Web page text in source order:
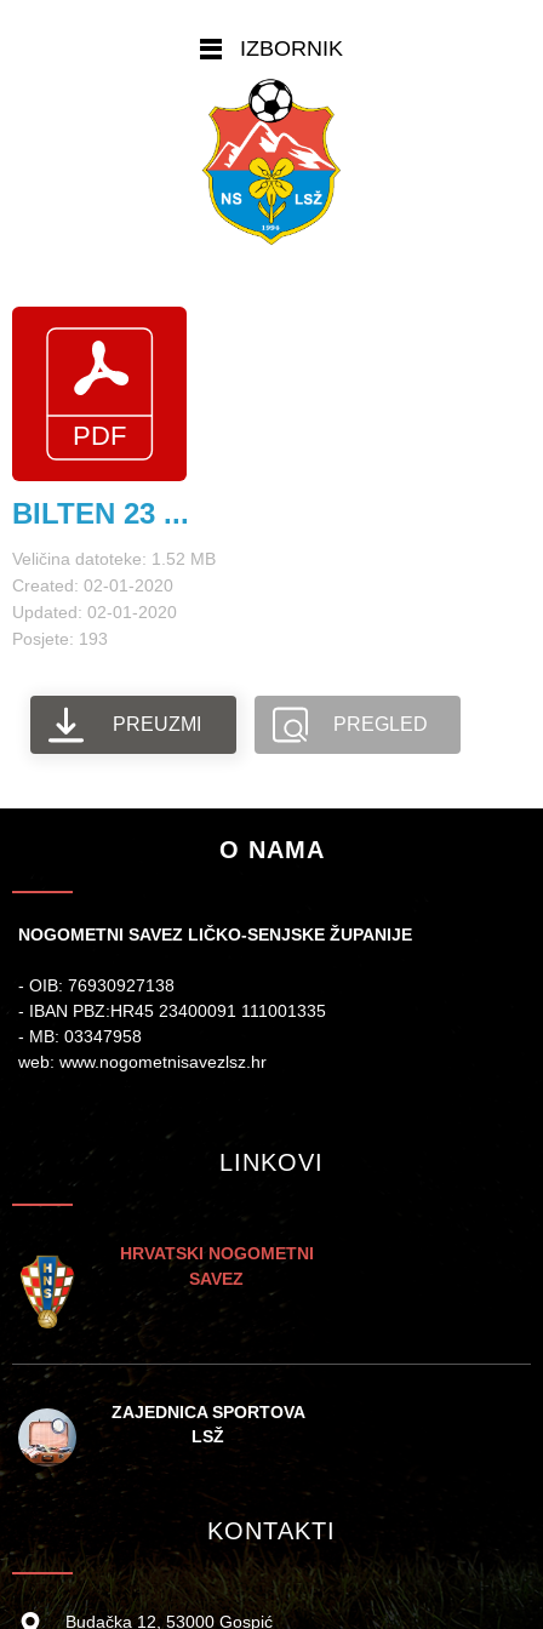
IZBORNIK
BILTEN 23 ...
Veličina datoteke: 1.52 MB
Created: 02-01-2020
Updated: 02-01-2020
Posjete: 193
PREUZMI PREGLED
O NAMA
NOGOMETNI SAVEZ LIČKO-SENJSKE ŽUPANIJE
- OIB: 76930927138
- IBAN PBZ:HR45 23400091 111001335
- MB: 03347958
web: www.nogometnisavezlsz.hr
LINKOVI
HRVATSKI NOGOMETNI
SAVEZ
ZAJEDNICA SPORTOVA
LSŽ
KONTAKTI
Budačka 12, 53000 Gospić